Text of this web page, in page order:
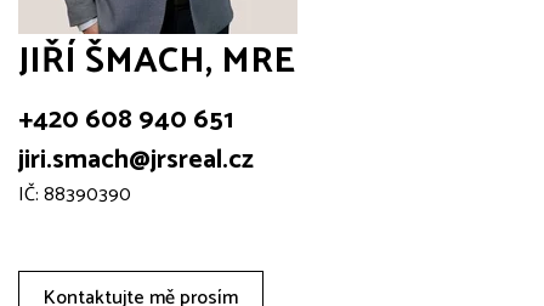
JIŘÍ ŠMACH, MRE
+420 608 940 651
jiri.smach@jrsreal.cz
IČ: 88390390
Kontaktujte mě prosím